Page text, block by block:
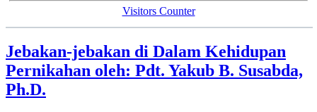
Visitors Counter
Jebakan-jebakan di Dalam Kehidupan
Pernikahan oleh: Pdt. Yakub B. Susabda,
Ph.D.